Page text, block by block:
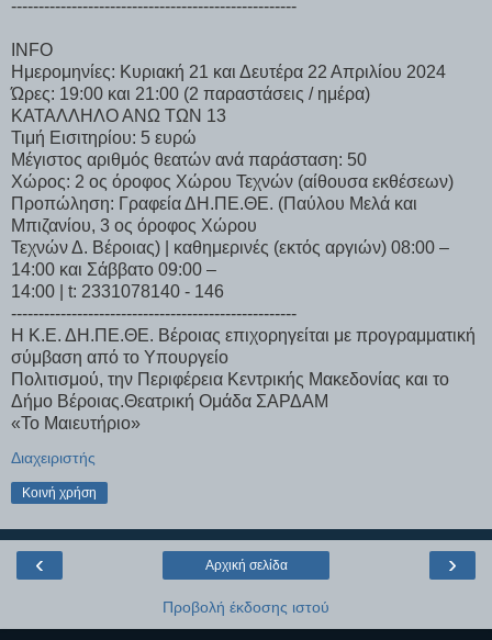
----------------------------------------------------
INFO
Ημερομηνίες: Κυριακή 21 και Δευτέρα 22 Απριλίου 2024
Ώρες: 19:00 και 21:00 (2 παραστάσεις / ημέρα)
ΚΑΤΑΛΛΗΛΟ ΑΝΩ ΤΩΝ 13
Τιμή Εισιτηρίου: 5 ευρώ
Μέγιστος αριθμός θεατών ανά παράσταση: 50
Χώρος: 2 ος όροφος Χώρου Τεχνών (αίθουσα εκθέσεων)
Προπώληση: Γραφεία ΔΗ.ΠΕ.ΘΕ. (Παύλου Μελά και
Μπιζανίου, 3 ος όροφος Χώρου
Τεχνών Δ. Βέροιας) | καθημερινές (εκτός αργιών) 08:00 –
14:00 και Σάββατο 09:00 –
14:00 | t: 2331078140 - 146
----------------------------------------------------
H Κ.Ε. ΔΗ.ΠΕ.ΘΕ. Βέροιας επιχορηγείται με προγραμματική
σύμβαση από το Υπουργείο
Πολιτισμού, την Περιφέρεια Κεντρικής Μακεδονίας και το
Δήμο Βέροιας.Θεατρική Ομάδα ΣΑΡΔΑΜ
«Το Μαιευτήριο»
Διαχειριστής
Κοινή χρήση
‹ ›
Αρχική σελίδα
Προβολή έκδοσης ιστού